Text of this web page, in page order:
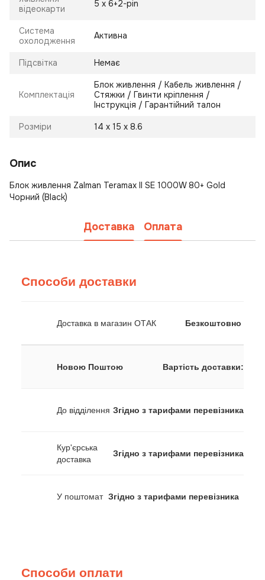
відеокарти
5 х 6+2-pin
Система
охолодження
Активна
Підсвітка Немає
Комплектація
Блок живлення / Кабель живлення /
Стяжки / Гвинти кріплення /
Інструкція / Гарантійний талон
Розміри 14 х 15 х 8.6
Опис
Блок живлення Zalman Teramax II SE 1000W 80+ Gold
Чорний (Black)
Доставка Оплата
Способи доставки
Доставка в магазин ОТАК Безкоштовно
Новою Поштою Вартість доставки:
До відділення Згідно з тарифами перевізника
Кур'єрська
доставка
Згідно з тарифами перевізника
У поштомат Згідно з тарифами перевізника
Способи оплати